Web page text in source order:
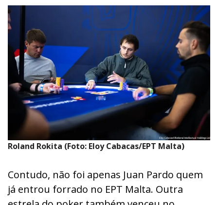
Roland Rokita (Foto: Eloy Cabacas/EPT Malta)
Contudo, não foi apenas Juan Pardo quem
já entrou forrado no EPT Malta. Outra